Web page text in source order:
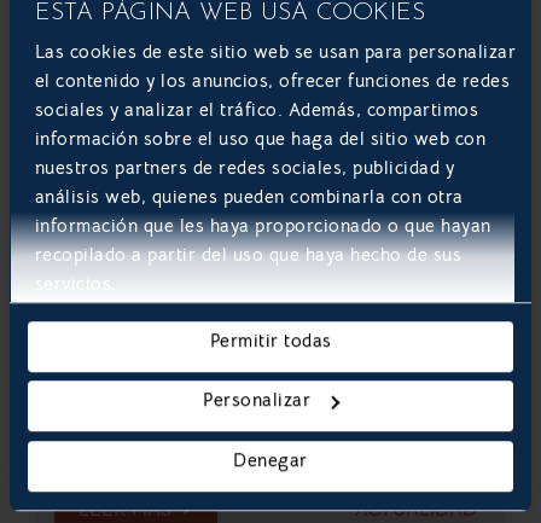
ESTA PÁGINA WEB USA COOKIES
Las cookies de este sitio web se usan para personalizar
el contenido y los anuncios, ofrecer funciones de redes
sociales y analizar el tráfico. Además, compartimos
información sobre el uso que haga del sitio web con
nuestros partners de redes sociales, publicidad y
análisis web, quienes pueden combinarla con otra
información que les haya proporcionado o que hayan
recopilado a partir del uso que haya hecho de sus
servicios.
Permitir todas
Personalizar
Denegar
Tendencias digitales 2025: Lo que
impulsará el éxito empresarial en
2026
El mundo empresarial ha acelerado su
digitalización con soluciones tecnológicas a
medida, impulsando la competitividad y la
eficiencia en todos los sectores. El desarrollo de
la gestión inteligente de procesos se consolidaron
como pilares clave para afrontar con éxito los
desafíos que traerá...
LEER MÁS ACTUALIDAD